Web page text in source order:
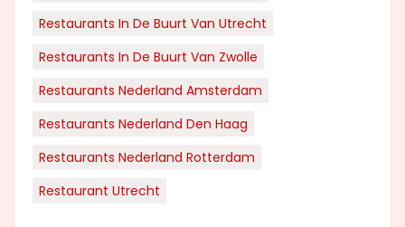
Restaurants In De Buurt Van Utrecht
Restaurants In De Buurt Van Zwolle
Restaurants Nederland Amsterdam
Restaurants Nederland Den Haag
Restaurants Nederland Rotterdam
Restaurant Utrecht